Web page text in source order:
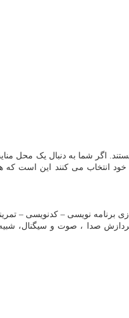
اگر شما به دنبال یک محل
انتخاب می کنند این است
نویسی – کدنویسی –
صدا ، صوت و سیگنال،